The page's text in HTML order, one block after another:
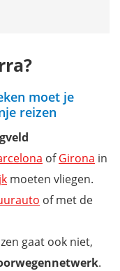
moet je
reizen
ofGirona in
moeten vliegen.
of met de
gaat ook niet,
.